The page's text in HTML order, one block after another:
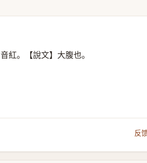
音紅。【說文】大腹也。
反